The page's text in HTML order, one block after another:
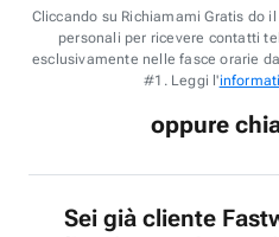
Cliccando su Richiamami Gratis do
personali per ricevere contatti
esclusivamente nelle fasce orarie
#1. Leggi l'
oppure
Sei già cliente